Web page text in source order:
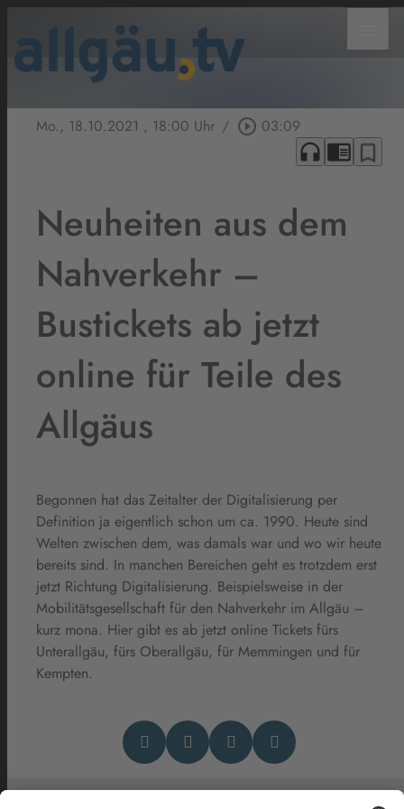
Mo., 18.10.2021 , 18:00 Uhr / play_circle_outline 03:09
headphones chrome_reader_mode bookmark_border
Neuheiten aus dem
Nahverkehr –
Bustickets ab jetzt
online für Teile des
Allgäus
Begonnen hat das Zeitalter der Digitalisierung per
Definition ja eigentlich schon um ca. 1990. Heute sind
Welten zwischen dem, was damals war und wo wir heute
bereits sind. In manchen Bereichen geht es trotzdem erst
jetzt Richtung Digitalisierung. Beispielsweise in der
Mobilitätsgesellschaft für den Nahverkehr im Allgäu –
kurz mona. Hier gibt es ab jetzt online Tickets fürs
Unterallgäu, fürs Oberallgäu, für Memmingen und für
Kempten.